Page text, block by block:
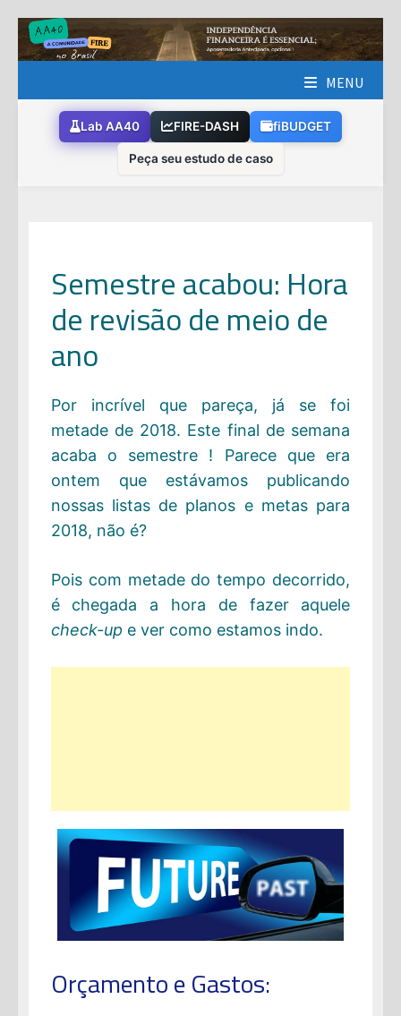
Skip
to
MENU
Lab AA40 FIRE-DASH fiBUDGET
Peça seu estudo de caso
Semestre acabou: Hora
de revisão de meio de
ano
Por incrível que pareça, já se foi
metade de 2018. Este final de semana
acaba o semestre ! Parece que era
ontem que estávamos publicando
nossas listas de planos e metas para
2018, não é?
Pois com metade do tempo decorrido,
é chegada a hora de fazer aquele
check-up e ver como estamos indo.
Orçamento e Gastos: